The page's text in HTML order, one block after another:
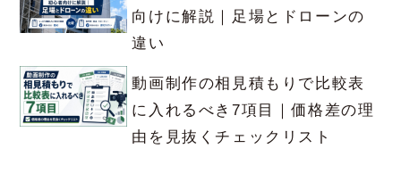
向けに解説｜足場とドローンの
違い
動画制作の相見積もりで比較表
に入れるべき7項目｜価格差の理
由を見抜くチェックリスト